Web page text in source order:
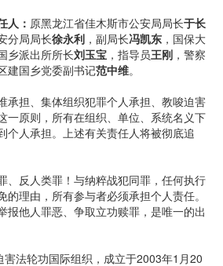
人： 原黑龙江省佳木斯市公安局局长于长
分局局长徐永利 ，副局长冯凯东 ，国保大
乡派出所所长刘玉宝 ，指导员王刚 ，警察
建国乡党委副书记范中维。
承担、集体组织犯罪个人承担、教唆迫害
一原则，所有在组织、单位、系统名义下
个人承担。上述有关责任人将被彻底追
、反人类罪！与纳粹战犯同罪，任何执行
理由，所有参与者必须承担个人责任。
报他人罪恶、争取立功赎罪，是唯一的出
害法轮功国际组织，成立于2003年1月20